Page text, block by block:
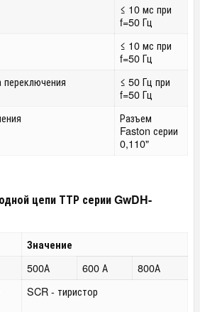
≤ 10 мс при
f=50 Гц
≤ 10 мс при
f=50 Гц
≤ 50 Гц при
f=50 Гц
Разъем
Faston серии
0,110"
цепи ТТР серии GwDH-
Значение
500А 600 А
800А
SCR - тиристор